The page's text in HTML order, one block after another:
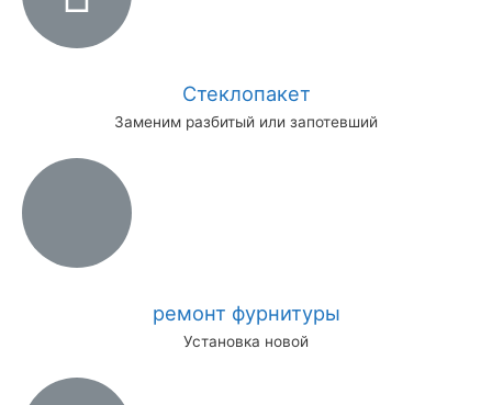
Стеклопакет
Заменим разбитый или запотевший
ремонт фурнитуры
Установка новой